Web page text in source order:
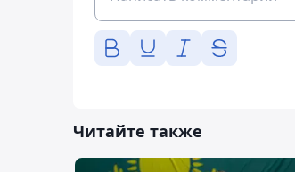
Читайте также